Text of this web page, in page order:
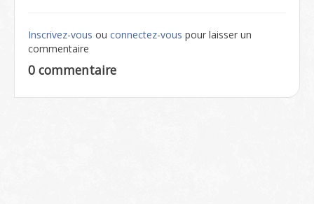
Inscrivez-vous ou connectez-vous pour laisser un
commentaire
0 commentaire